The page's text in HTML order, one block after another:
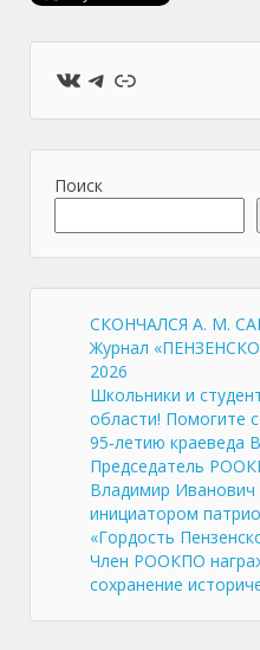
ВКонтакте
Telegram
Ссылка
Поиск
СКОНЧАЛСЯ А. М.
Журнал
2026
Школьники и
области! Помогите
95‑летию краеведа
Председатель
Владимир Иванович
инициатором
«Гордость
Член РООКПО
сохранение